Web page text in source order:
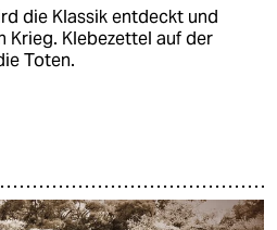
die Klassik entdeckt und
Krieg. Klebezettel auf der
Toten.